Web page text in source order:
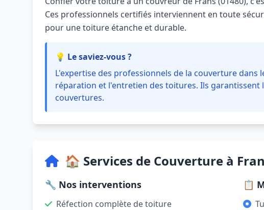
Ces professionnels certifiés interviennent en toute
pour une toiture étanche et durable.
💡 Le saviez-vous ?
L'expertise des professionnels de la couverture dans
réparation et l'entretien des toitures. Ils garantissent
couvertures.
🏠 Services de Couverture à
🔧 Nos interventions
Réfection complète de toiture
📋